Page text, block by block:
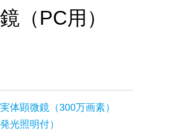
（PC用）
体顕微鏡（300万画素）
光照明付）